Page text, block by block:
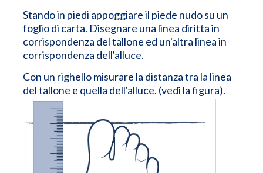
Stando in piedi appoggiare il piede nudo su un
foglio di carta. Disegnare una linea diritta in
corrispondenza del tallone ed un'altra linea in
corrispondenza dell'alluce.
Con un righello misurare la distanza tra la linea
del tallone e quella dell'alluce. (vedi la figura).